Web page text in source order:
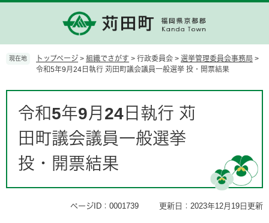
の
す。
ー
し
現在地 トップページ > 組織でさがす > 行政委員会 > 選挙管理委員会事務局 >
令和5年9月24日執行 苅田町議会議員一般選挙 投・開票結果
令和5年9月24日執行 苅
田町議会議員一般選挙
投・開票結果
ページID：0001739 更新日：2023年12月19日更新